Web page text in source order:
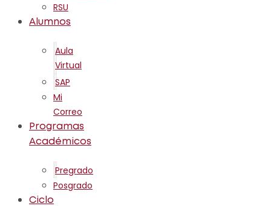
RSU
Alumnos
Aula
Virtual
SAP
Mi
Correo
Programas
Académicos
Pregrado
Posgrado
Ciclo